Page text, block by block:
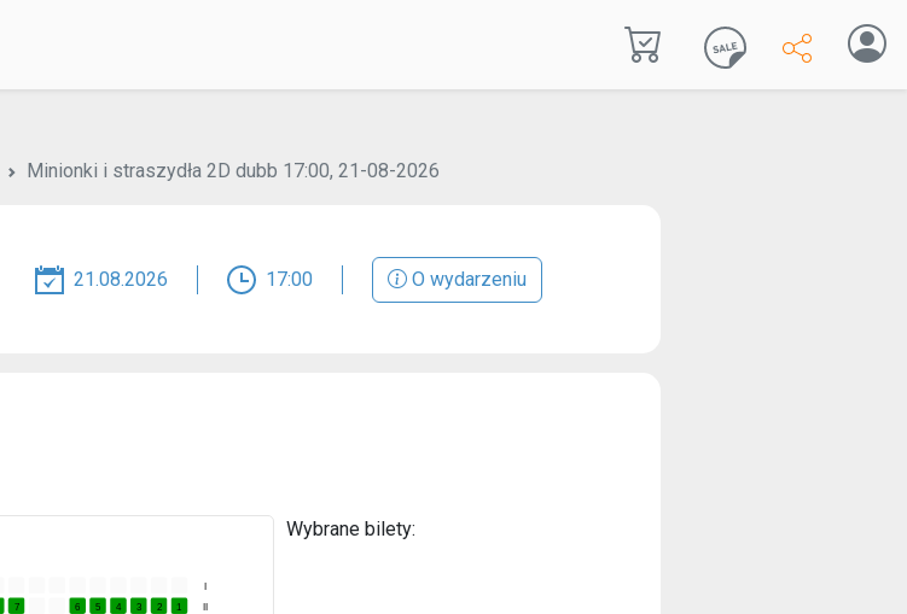
Minionki i straszydła 2D dubb 17:00, 21-08-2026
21.08.2026 17:00 O wydarzeniu
I
7 6 5 4 3 2 1
II
Wybrane bilety: